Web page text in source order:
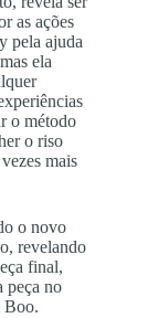
as ações
pela ajuda
ela
o método
o riso
mais
o novo
revelando
final,
peça no
Boo.